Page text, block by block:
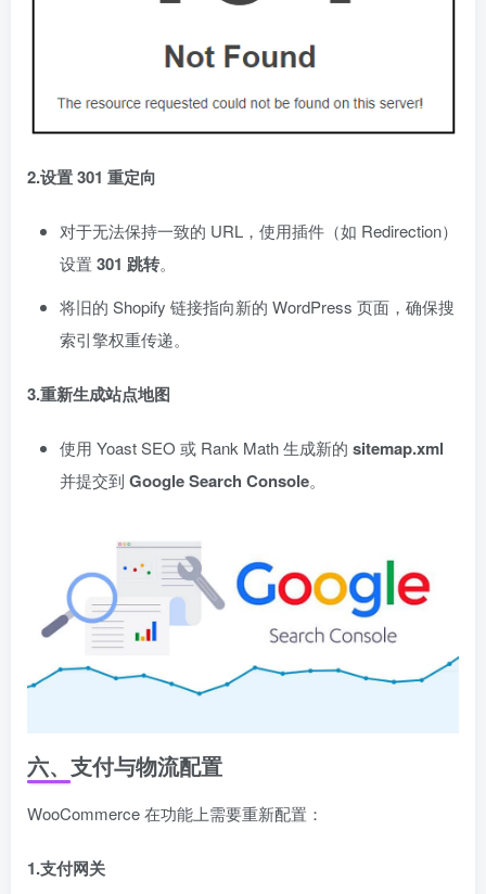
2.设置 301 重定向
对于无法保持一致的 URL，使用插件（如 Redirection）
设置 301 跳转。
将旧的 Shopify 链接指向新的 WordPress 页面，确保搜
索引擎权重传递。
3.重新生成站点地图
使用 Yoast SEO 或 Rank Math 生成新的 sitemap.xml
并提交到 Google Search Console。
六、支付与物流配置
WooCommerce 在功能上需要重新配置：
1.支付网关